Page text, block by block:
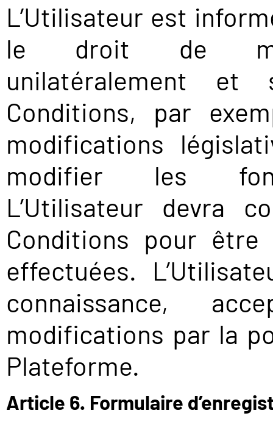
L’Utilisateur est
le droit de
unilatéralement et
Conditions, par
modifications
modifier les
L’Utilisateur devra
Conditions pour
effectuées.
connaissance,
modifications par la
Plateforme.
Article 6. Formulaire